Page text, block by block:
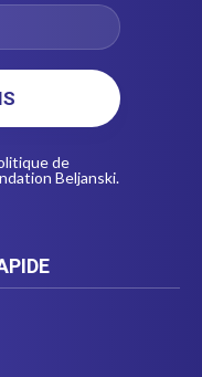
de
Beljanski.